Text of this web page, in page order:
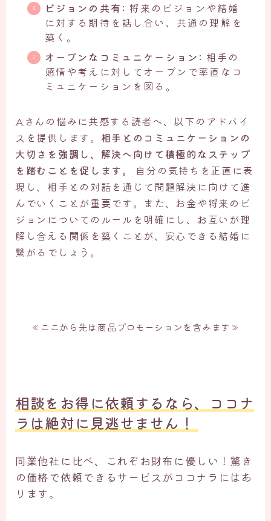
ビジョンの共有: 将来のビジョンや結婚
に対する期待を話し合い、共通の理解を
築く。
オープンなコミュニケーション: 相手の
感情や考えに対してオープンで率直なコ
ミュニケーションを図る。
Aさんの悩みに共感する読者へ、以下のアドバイ
スを提供します。 相手とのコミュニケーションの
大切さを強調し、解決へ向けて積極的なステップ
を踏むことを促します。
自分の気持ちを正直に表
現し、相手との対話を通じて問題解決に向けて進
んでいくことが重要です。また、お金や将来のビ
ジョンについてのルールを明確にし、お互いが理
解し合える関係を築くことが、安心できる結婚に
繋がるでしょう。
≪ここから先は商品プロモーションを含みます≫
相談をお得に依頼するなら、ココナ
ラは絶対に見逃せません！ ​
同業他社に比べ、これぞお財布に優しい！驚き
の価格で依頼できるサービスがココナラにはあ
ります。